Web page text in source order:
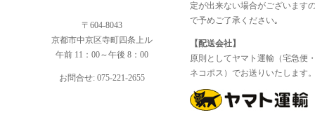
〒604-8043
京都市中京区寺町四条上ル
午前 11：00～午後 8：00
お問合せ: 075-221-2655
定が出来ない場合がございます
で予めご了承ください｡
【配送会社】
原則としてヤマト運輸（宅急便
ネコポス）でお送りいたします